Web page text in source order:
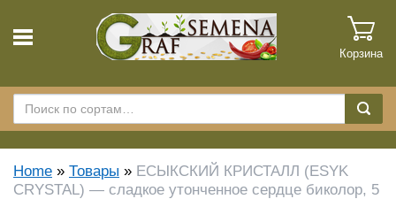
Корзина
Home » Товары » ЕСЫКСКИЙ КРИСТАЛЛ (ESYK
CRYSTAL) — сладкое утонченное сердце биколор, 5